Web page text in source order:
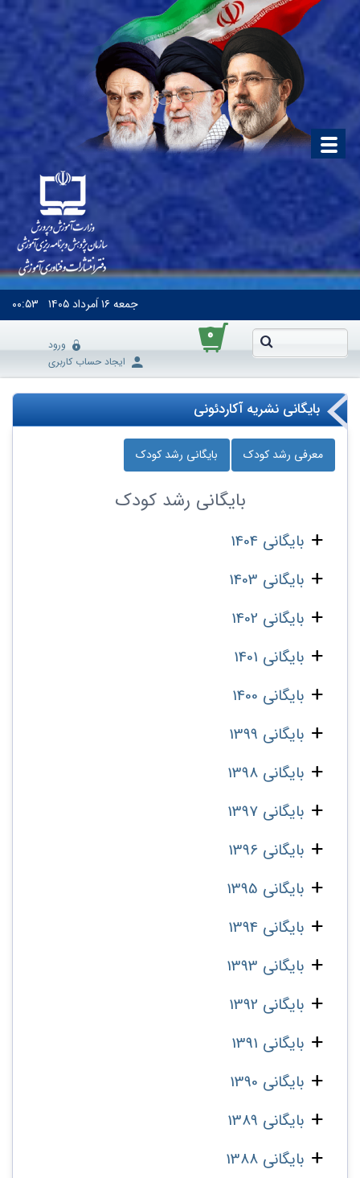
جمعه۱۶ اَمرداد ۱۴۰۵ ۰۰:۵۳
۰
ورود
ایجاد حساب کاربری
بایگانی نشریه آکاردئونی
معرفی رشد کودک بایگانی رشد کودک
بایگانی رشد کودک
بایگانی 1404
بایگانی 1403
بایگانی 1402
بایگانی 1401
بایگانی 1400
بایگانی 1399
بایگانی 1398
بایگانی 1397
بایگانی 1396
بایگانی 1395
بایگانی 1394
بایگانی 1393
بایگانی 1392
بایگانی 1391
بایگانی 1390
بایگانی 1389
بایگانی 1388